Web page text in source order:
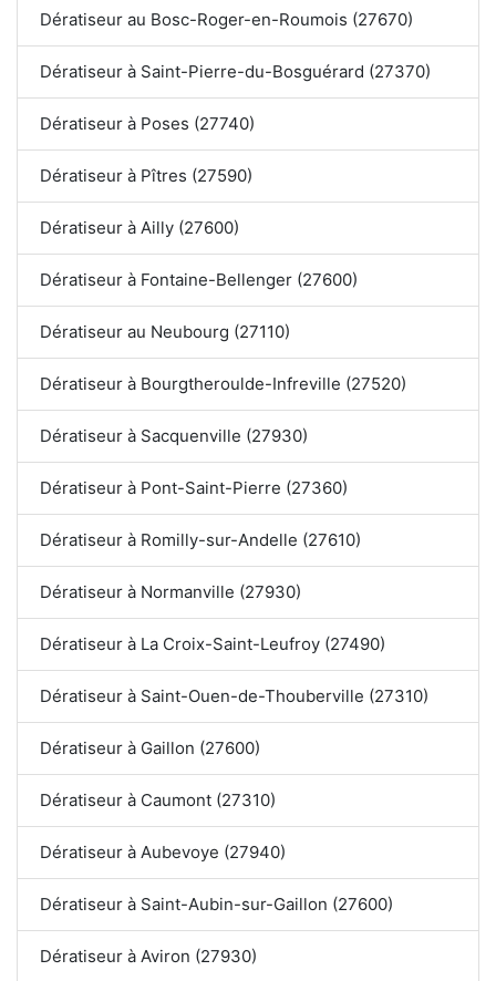
Dératiseur au Bosc-Roger-en-Roumois (27670)
Dératiseur à Saint-Pierre-du-Bosguérard (27370)
Dératiseur à Poses (27740)
Dératiseur à Pîtres (27590)
Dératiseur à Ailly (27600)
Dératiseur à Fontaine-Bellenger (27600)
Dératiseur au Neubourg (27110)
Dératiseur à Bourgtheroulde-Infreville (27520)
Dératiseur à Sacquenville (27930)
Dératiseur à Pont-Saint-Pierre (27360)
Dératiseur à Romilly-sur-Andelle (27610)
Dératiseur à Normanville (27930)
Dératiseur à La Croix-Saint-Leufroy (27490)
Dératiseur à Saint-Ouen-de-Thouberville (27310)
Dératiseur à Gaillon (27600)
Dératiseur à Caumont (27310)
Dératiseur à Aubevoye (27940)
Dératiseur à Saint-Aubin-sur-Gaillon (27600)
Dératiseur à Aviron (27930)